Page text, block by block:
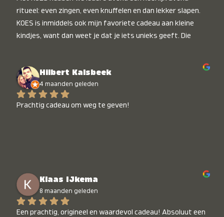
ritueel: even zingen, even knuffelen en dan lekker slapen.
KOES is inmiddels ook mijn favoriete cadeau aan kleine
kindjes, want dan weet je dat je iets unieks geeft. Die
Hilbert Kalsbeek
4 maanden geleden
Prachtig cadeau om weg te geven!
Klaas IJkema
8 maanden geleden
Een prachtig, origineel en waardevol cadeau! Absoluut een